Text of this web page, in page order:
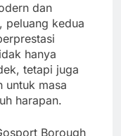
dan
peluang kedua
hanya
tetapi juga
untuk masa
harapan.
Borough